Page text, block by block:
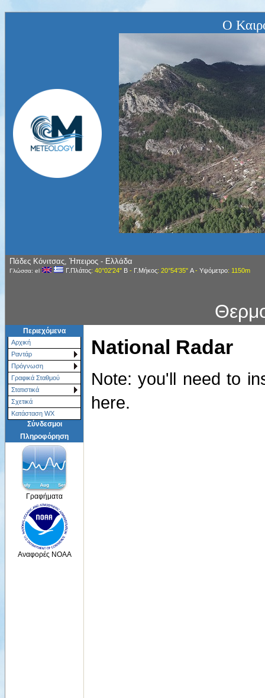
Ο
Πάδες Κόνιτσας, Ήπειρος - Ελλάδα
Γλώσσα: el Γ.Πλάτος: 40°02'24" Β- Γ.Μήκος: 20°54'35" Α- Υψόμετρο: 1150m
Περιεχόμενα
Αρχική
Ραντάρ
Πρόγνωση
Γραφικά Σταθμού
Στατιστικά
Σχετικά
Κατάσταση WX
Σύνδεσμοι
Πληροφόρηση
Γραφήματα
Αναφορές NOAA
National Radar
Note: you'll need to
here.